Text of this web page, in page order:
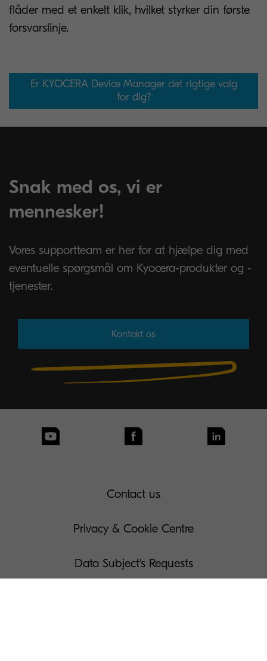
flåder med et enkelt klik, hvilket styrker din første
forsvarslinje.
Er KYOCERA Device Manager det rigtige valg
for dig?
Snak med os, vi er
mennesker!
Vores supportteam er her for at hjælpe dig med
eventuelle spørgsmål om Kyocera-produkter og -
tjenester.
Kontakt os
Contact us
Privacy & Cookie Centre
Data Subject's Requests